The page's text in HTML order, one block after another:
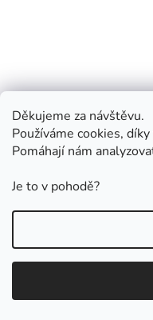
Děkujeme za návštěvu.
Používáme cookies,
Pomáhají nám
Je to v pohodě?